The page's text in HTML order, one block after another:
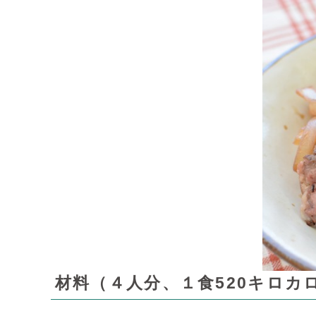
材料（４人分、１食520キロカ